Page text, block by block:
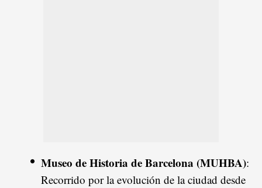
Museo de Historia de Barcelona (MUHBA):
Recorrido por la evolución de la ciudad desde